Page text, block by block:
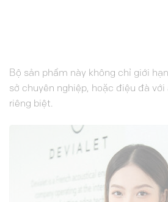
Bộ sản phẩm này không chỉ giới
sở chuyên nghiệp, hoặc điệu đà
riêng biệt.